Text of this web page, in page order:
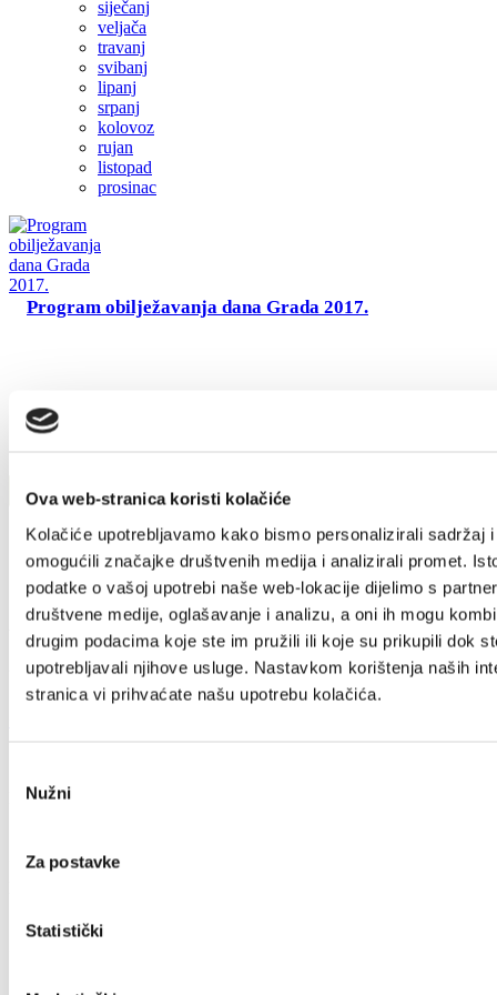
Ova web-stranica koristi kolačiće
Kolačiće upotrebljavamo kako bismo personalizirali sadržaj
omogućili značajke društvenih medija i analizirali promet.
podatke o vašoj upotrebi naše web-lokacije dijelimo s
društvene medije, oglašavanje i analizu, a oni ih mogu
drugim podacima koje ste im pružili ili koje su prikupili dok
upotrebljavali njihove usluge. Nastavkom korištenja naših
stranica vi prihvaćate našu upotrebu kolačića.
pristanka
Nužni
Za postavke
Statistički
Turistički ured
Safe in Dalmatia
hr
+385 21 227 933
Villa Nika, Kamberovo šetalište 30,
21216 Kaštel Stari, Hrvatska
siječanj
veljača
travanj
svibanj
lipanj
srpanj
kolovoz
rujan
listopad
prosinac
Program obilježavanja dana Grada 2017.
Villa Nika, Kamberovo šetalište 30
21216 Kaštel Stari, Hrvatska
Istraži